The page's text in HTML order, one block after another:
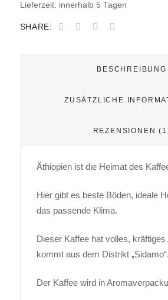
Lieferzeit: innerhalb 5 Tagen
SHARE:
BESCHREIBUNG
ZUSÄTZLICHE
REZENSIONEN
Äthiopien ist die Heimat des
Hier gibt es beste Böden, ideale
das passende Klima.
Dieser Kaffee hat volles, kräftiges
kommt aus dem Distrikt „Sidamo“.
Der Kaffee wird in